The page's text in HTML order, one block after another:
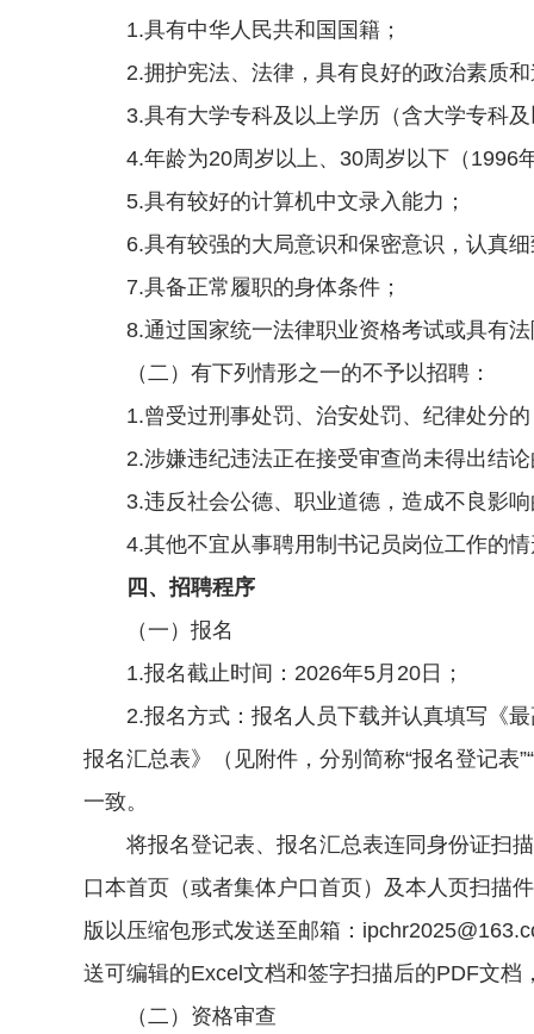
1.具有中华人民共和国国籍；
2.拥护宪法、法律，具有良好的政治素质和
3.具有大学专科及以上学历（含大学专科及
4.年龄为20周岁以上、30周岁以下（1996
5.具有较好的计算机中文录入能力；
6.具有较强的大局意识和保密意识，认真细
7.具备正常履职的身体条件；
8.通过国家统一法律职业资格考试或具有法
（二）有下列情形之一的不予以招聘：
1.曾受过刑事处罚、治安处罚、纪律处分的
2.涉嫌违纪违法正在接受审查尚未得出结论
3.违反社会公德、职业道德，造成不良影响
4.其他不宜从事聘用制书记员岗位工作的情
四、招聘程序
（一）报名
1.报名截止时间：2026年5月20日；
2.报名方式：报名人员下载并认真填写《最
报名汇总表》（见附件，分别简称“报名登记表
一致。
将报名登记表、报名汇总表连同身份证扫描
口本首页（或者集体户口首页）及本人页扫描
版以压缩包形式发送至邮箱：
送可编辑的Excel文档和签字扫描后的PDF文
（二）资格审查